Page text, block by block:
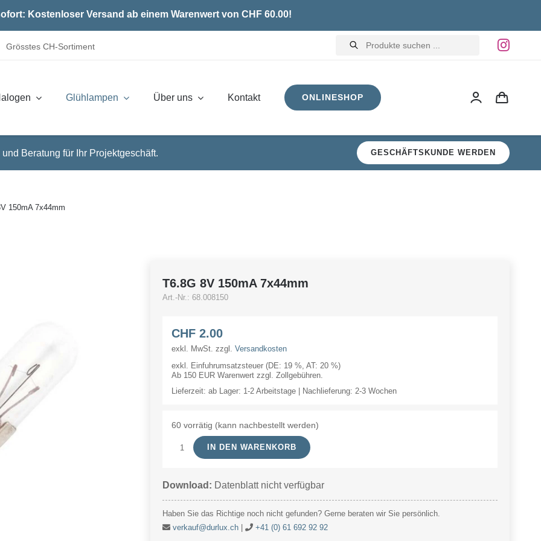
Kostenloser Versand ab einem Warenwert von CHF 60.00!
Grösstes CH-Sortiment
Products
search
Glühlampen Über uns Kontakt ONLINESHOP
Beratung für Ihr Projektgeschäft. GESCHÄFTSKUNDE WERDEN
150mA 7x44mm
T6.8G 8V 150mA 7x44mm
Art.-Nr.: 68.008150
CHF2.00
exkl. MwSt. zzgl. Versandkosten
exkl. Einfuhrumsatzsteuer (DE: 19 %, AT: 20 %)
Ab 150 EUR Warenwert zzgl. Zollgebühren.
Lieferzeit: ab Lager: 1-2 Arbeitstage | Nachlieferung: 2-3 Wochen
60 vorrätig (kann nachbestellt werden)
T6.8G
150mA
Menge
IN DEN WARENKORB
Download: Datenblatt nicht verfügbar
Haben Sie das Richtige noch nicht gefunden? Gerne beraten wir Sie persönlich.
verkauf@durlux.ch| +41 (0) 61 692 92 92